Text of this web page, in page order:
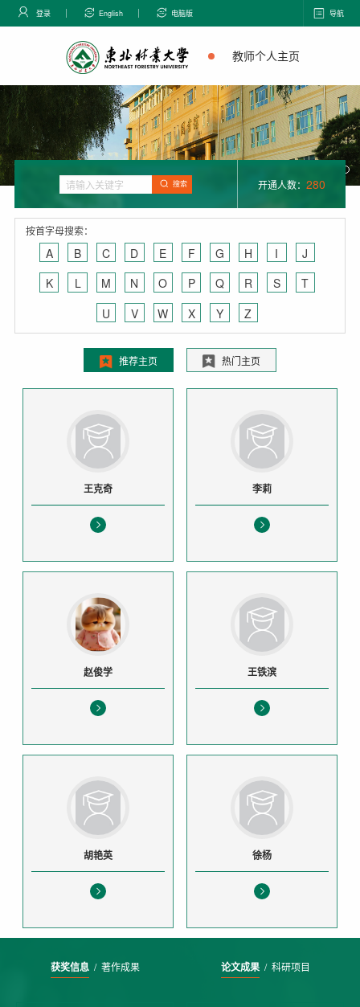
登录 English 电脑版 导航
教师个人主页
搜索 开通人数： 280
按首字母搜索：
A B C D E F G H I
J
K
L M N O P Q R S
T
U
V W X Y Z
推荐主页 热门主页
王克奇 李莉
赵俊学 王铁滨
胡艳英 徐杨
获奖信息/ 著作成果 论文成果/ 科研项目